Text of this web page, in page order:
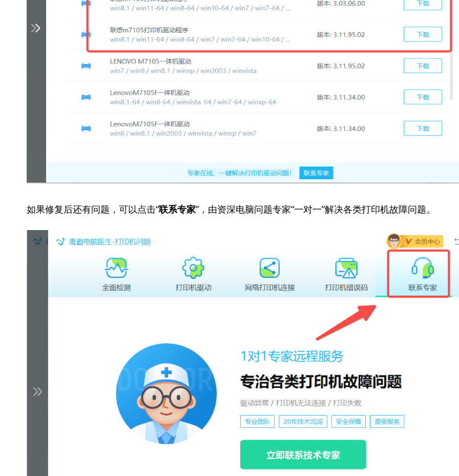
如果修复后还有问题，可以点击“联系专家”，由资深电脑问题专家“一对一”解决各类打印机故障问题。